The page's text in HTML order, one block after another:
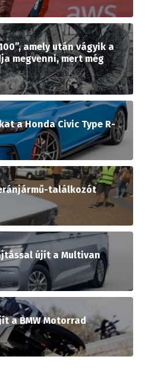
amely után vágyik a
megvenni, mert még
a Honda Civic Type R-
találkozót
újít a Multivan
a BMW Motorrad